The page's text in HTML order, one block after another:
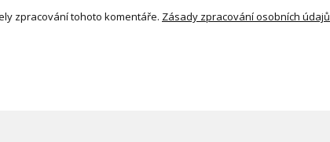
zpracování tohoto komentáře. Zásady zpracování osobních údajů